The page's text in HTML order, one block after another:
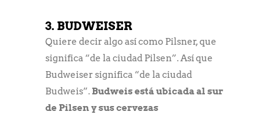
3. BUDWEISER
Quiere decir algo así como Pilsner, que
significa “de la ciudad Pilsen”. Así que
Budweiser significa “de la ciudad
Budweis”.Budweis está ubicada al sur
de Pilsen y sus cervezas